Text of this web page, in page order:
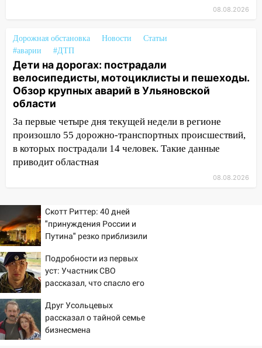
хаски: куда сходить в Ульяновской
области 8–9 августа
10:11 Директора ульяновской
«Нефтяной топливной компании» будут
судить за неуплату 48,4 млн рублей
налогов
09:28 Дети на дорогах: пострадали
велосипедисты, мотоциклисты и
пешеходы. Обзор крупных аварий в
Ульяновской области
домов и выстрел за водку
07:50
Какая погоды будет днем 8
августа
06:45
Императорский мост в
Ульяновске останется закрытым до
утра 10 августа
05:18
Судьба готовит сюрприз: гороскоп
на 8 августа — кому повезет с
деньгами, а кого ждет неожиданная
08.08.2026
Дорожная обстановка Новости
Статьи
#аварии
#ДТП
Дети на дорогах: пострадали
велосипедисты, мотоциклисты и пешеходы.
Обзор крупных аварий в Ульяновской
области
За первые четыре дня текущей недели в регионе
произошло 55 дорожно-транспортных происшествий,
в которых пострадали 14 человек. Такие данные
приводит областная
08.08.2026
Скотт Риттер: 40 дней
"принуждения России и
Путина" резко приблизили
Подробности из первых
уст: Участник СВО
рассказал, что спасло его
Друг Усольцевых
рассказал о тайной семье
бизнесмена